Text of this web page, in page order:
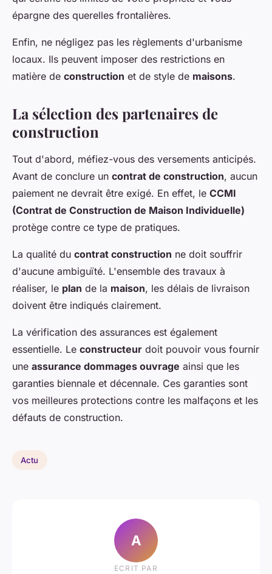
épargne des querelles frontalières.
Enfin, ne négligez pas les règlements d'urbanisme
locaux. Ils peuvent imposer des restrictions en
matière de construction et de style de maisons.
La sélection des partenaires de
construction
Tout d'abord, méfiez-vous des versements anticipés.
Avant de conclure un contrat de construction, aucun
paiement ne devrait être exigé. En effet, le CCMI
(Contrat de Construction de Maison Individuelle)
protège contre ce type de pratiques.
La qualité du contrat construction ne doit souffrir
d'aucune ambiguïté. L'ensemble des travaux à
réaliser, le plan de la maison, les délais de livraison
doivent être indiqués clairement.
La vérification des assurances est également
essentielle. Le constructeur doit pouvoir vous fournir
une assurance dommages ouvrage ainsi que les
garanties biennale et décennale. Ces garanties sont
vos meilleures protections contre les malfaçons et les
défauts de construction.
Actu
A
ECRIT PAR